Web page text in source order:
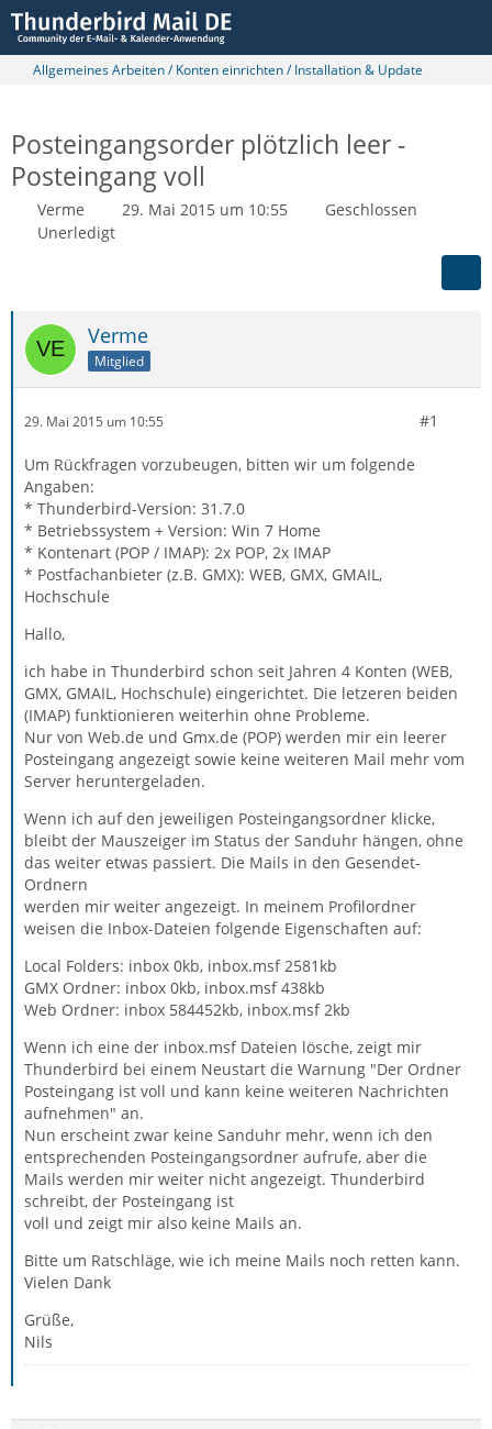
Allgemeines Arbeiten / Konten einrichten / Installation & Update
Posteingangsorder plötzlich leer -
Posteingang voll
Verme 29. Mai 2015 um 10:55
Geschlossen
Unerledigt
Verme
Mitglied
29. Mai 2015 um 10:55 #1
Um Rückfragen vorzubeugen, bitten wir um folgende
Angaben:
* Thunderbird-Version: 31.7.0
* Betriebssystem + Version: Win 7 Home
* Kontenart (POP / IMAP): 2x POP, 2x IMAP
* Postfachanbieter (z.B. GMX): WEB, GMX, GMAIL,
Hochschule
Hallo,
ich habe in Thunderbird schon seit Jahren 4 Konten (WEB,
GMX, GMAIL, Hochschule) eingerichtet. Die letzeren beiden
(IMAP) funktionieren weiterhin ohne Probleme.
Nur von Web.de und Gmx.de (POP) werden mir ein leerer
Posteingang angezeigt sowie keine weiteren Mail mehr vom
Server heruntergeladen.
Wenn ich auf den jeweiligen Posteingangsordner klicke,
bleibt der Mauszeiger im Status der Sanduhr hängen, ohne
das weiter etwas passiert. Die Mails in den Gesendet-
Ordnern
werden mir weiter angezeigt. In meinem Profilordner
weisen die Inbox-Dateien folgende Eigenschaften auf:
Local Folders: inbox 0kb, inbox.msf 2581kb
GMX Ordner: inbox 0kb, inbox.msf 438kb
Web Ordner: inbox 584452kb, inbox.msf 2kb
Wenn ich eine der inbox.msf Dateien lösche, zeigt mir
Thunderbird bei einem Neustart die Warnung "Der Ordner
Posteingang ist voll und kann keine weiteren Nachrichten
aufnehmen" an.
Nun erscheint zwar keine Sanduhr mehr, wenn ich den
entsprechenden Posteingangsordner aufrufe, aber die
Mails werden mir weiter nicht angezeigt. Thunderbird
schreibt, der Posteingang ist
voll und zeigt mir also keine Mails an.
Bitte um Ratschläge, wie ich meine Mails noch retten kann.
Vielen Dank
Grüße,
Nils